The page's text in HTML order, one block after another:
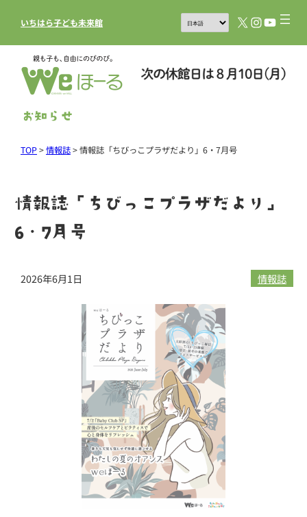
いちはら子ども未来館 X Instagram
YouTube
お知らせ
TOP>情報誌>情報誌「ちびっこプラザだより」6・7月号
情報誌「ちびっこプラザだより」
6・7月号
2026年6月1日 情報誌